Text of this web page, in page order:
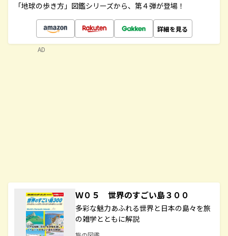
「地球の歩き方」図鑑シリーズから、第４弾が登場！
詳細を見る
Ｗ０５ 世界のすごい島３００
多彩な魅力あふれる世界と日本の島々を旅
の雑学とともに解説
AD